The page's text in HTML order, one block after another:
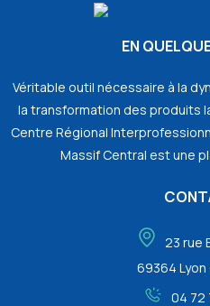
EN
Véritable outil nécessaire à la
la transformation des produits
Centre Régional
Massif Central est une
23 rue
69364 Lyon
04 72